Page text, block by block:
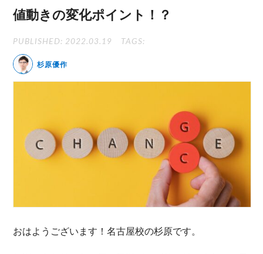
講師ブログ
お知らせ
体験セミナーの詳細・申込
値動きの変化ポイント！？
PUBLISHED: 2022.03.19 TAGS:
杉原優作
おはようございます！名古屋校の杉原です。